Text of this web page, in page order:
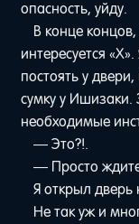
опасность, уйду.
В конце
интересуется
постоять у
сумку у Ишизаки.
необходимые
— Это?!.
— Просто
Я открыл
Не так уж и